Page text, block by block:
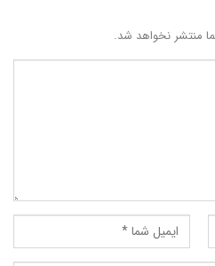
منتشر نخواهد شد.